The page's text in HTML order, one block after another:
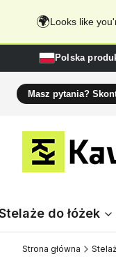
🌍Looks like
Polska
Masz pytania?
do łóżek
Strona główna